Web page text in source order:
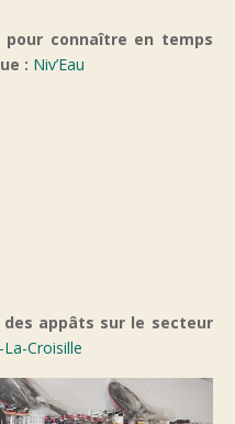
pour connaître en temps
: Niv’Eau
appâts sur le secteur
Croisille